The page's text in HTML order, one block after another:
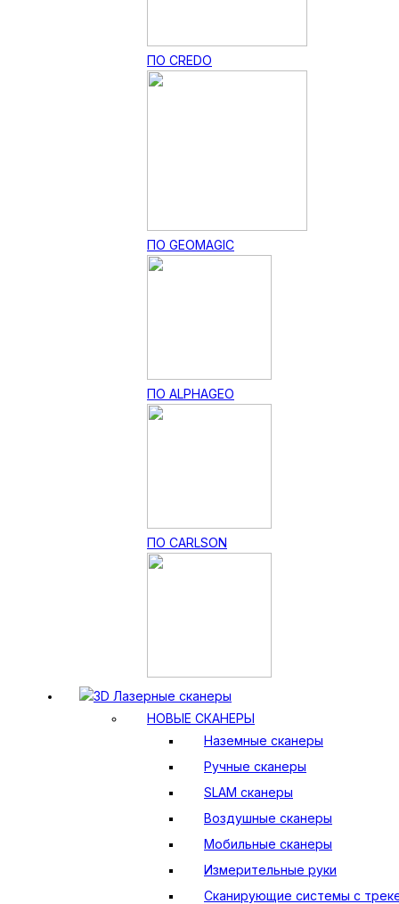
ПО CREDO
ПО GEOMAGIC
ПО ALPHAGEO
ПО CARLSON
3D Лазерные сканеры
НОВЫЕ СКАНЕРЫ
Наземные сканеры
Ручные сканеры
SLAM сканеры
Воздушные сканеры
Мобильные сканеры
Измерительные руки
Сканирующие системы с